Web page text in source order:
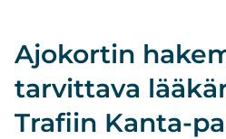
Ajokortin
tarvittava
Trafiin Kanta-